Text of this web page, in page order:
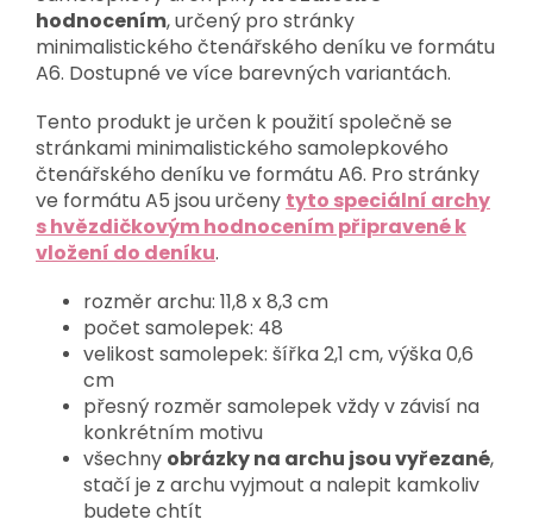
hodnocením,určený pro stránky
minimalistického čtenářského deníku ve formátu
A6. Dostupné ve více barevných variantách.
Tento produkt je určen k použití společně se
stránkami minimalistického samolepkového
čtenářského deníku ve formátu A6. Pro stránky
ve formátu A5 jsou určeny tyto speciální archy
s hvězdičkovým hodnocením připravené k
vložení do deníku.
rozměr archu: 11,8 x 8,3 cm
počet samolepek: 48
velikost samolepek: šířka 2,1 cm, výška 0,6
cm
přesný rozměr samolepek vždy v závisí na
konkrétním motivu
všechny obrázky na archu jsou vyřezané,
stačí je z archu vyjmout a nalepit kamkoliv
budete chtít